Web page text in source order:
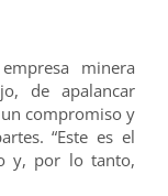
minera
de apalancar
compromiso y
“Este es el
y, por lo tanto,